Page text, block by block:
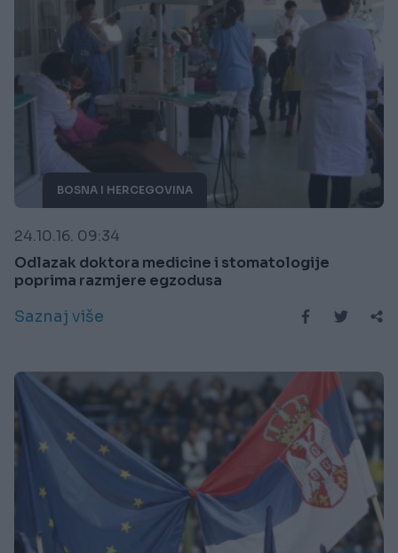
BOSNA I HERCEGOVINA
24.10.16. 09:34
Odlazak doktora medicine i stomatologije
poprima razmjere egzodusa
Saznaj više